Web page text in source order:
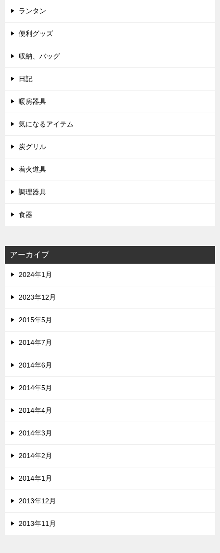
ランタン
便利グッズ
収納、バッグ
日記
暖房器具
気になるアイテム
炭グリル
着火道具
調理器具
食器
アーカイブ
2024年1月
2023年12月
2015年5月
2014年7月
2014年6月
2014年5月
2014年4月
2014年3月
2014年2月
2014年1月
2013年12月
2013年11月